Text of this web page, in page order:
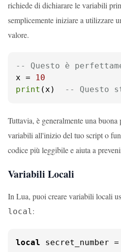
richiede di dichiarare le variabili
semplicemente iniziare a utilizzare
valore.
-- Questo è
x =
10
print (x) -- Questo
Tuttavia, è generalmente una
variabili all'inizio del tuo script o
codice più leggibile e aiuta a
Variabili Locali
In Lua, puoi creare variabili locali
local:
local secret_number =